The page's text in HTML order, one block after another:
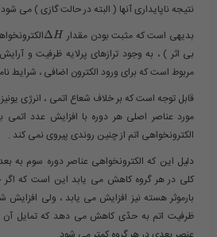
نتیجه ناپایداری آنها ( البته در حالت گازی ) می
بدیهی است که مثبت بودن مقدار ​
ΔH
بی اثر ) ، به وجود ترازهای پرلایه ظرفیت و آرایش
مربوط است که برای ورود الکترون اضافی ،
قابل توجه است که بر خلاف شعاع اتمی ، انرژی
مورد عناصر اصلی هر دوره با افزایش عدد اتمی
الکترونخواهی اتم از چنین روندی پیروی نمی کند .
دلیل این که الکترونخواهی عناصر دوره سوم به
کلی در هر گروه کاهش می یابد این است که اگر
بارموثر هسته نیز افزایش می یابد ، ولی افزایش
ظرفیت اتم به حدّی کاهش می دهد که تمایل آن